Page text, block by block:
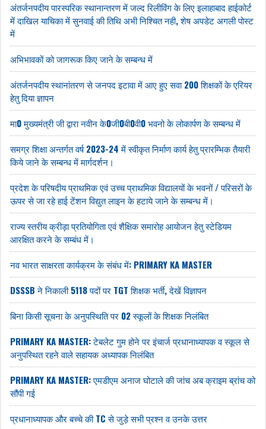
अंतर्जनपदीय पारस्परिक स्थानान्तरण में जल्द रिलीविंग के लिए इलाहाबाद हाईकोर्ट
में दाखिल याचिका में सुनवाई की तिथि अभी निश्चित नही, शेष अपडेट अगली पोस्ट
में
अभिभावकों को जागरूक किए जाने के सम्बन्ध में
अंतर्जनपदीय स्थानांतरण से जनपद इटावा में आए हुए सवा 200 शिक्षकों के एरियर
हेतु दिया ज्ञापन
मा0 मुख्यमंत्री जी द्वारा नवीन के0जी0बी0वी0 भवनो के लोकार्पण के सम्बन्ध में
समग्र शिक्षा अन्तर्गत वर्ष 2023-24 में स्वीकृत निर्माण कार्य हेतु प्रारम्भिक तैयारी
किये जाने के सम्बन्ध में मार्गदर्शन।
प्रदेश के परिषदीय प्राथमिक एवं उच्च प्राथमिक विद्यालयों के भवनों / परिसरों के
ऊपर से जा रहे हाई टेंशन विद्युत लाइन के हटाये जाने के सम्बन्ध में।
राज्य स्तरीय क्रीड़ा प्रतियोगिता एवं शैक्षिक समारोह आयोजन हेतु स्टेडियम
आरक्षित करने के सम्बंध में।
नव भारत साक्षरता कार्यक्रम के संबंध में: PRIMARY KA MASTER
DSSSB ने निकाली 5118 पदों पर TGT शिक्षक भर्ती, देखें विज्ञापन
बिना किसी सूचना के अनुपस्थिति पर 02 स्कूलों के शिक्षक निलंबित
PRIMARY KA MASTER: टेबलेट गुम होने पर इंचार्ज प्रधानाध्यापक व स्कूल से
अनुपस्थित रहने वाले सहायक अध्यापक निलंबित
PRIMARY KA MASTER: एमडीएम अनाज घोटाले की जांच अब क्राइम ब्रांच को
सौंपी गई
प्रधानाध्यापक और बच्चे की TC से जुड़े सभी प्रश्न व उनके उत्तर